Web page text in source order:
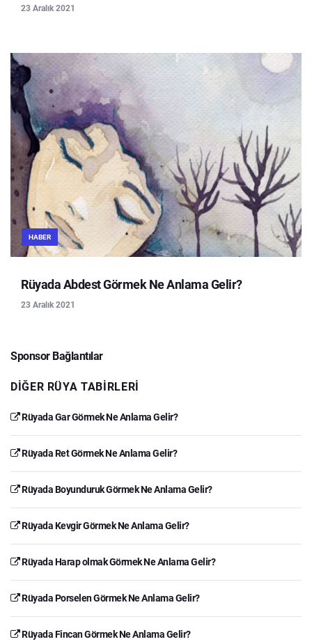
23 Aralık 2021
HABER
Rüyada Abdest Görmek Ne Anlama Gelir?
23 Aralık 2021
Sponsor Bağlantılar
DIĞER RÜYA TABIRLERI
Rüyada Gar Görmek Ne Anlama Gelir?
Rüyada Ret Görmek Ne Anlama Gelir?
Rüyada Boyunduruk Görmek Ne Anlama Gelir?
Rüyada Kevgir Görmek Ne Anlama Gelir?
Rüyada Harap olmak Görmek Ne Anlama Gelir?
Rüyada Porselen Görmek Ne Anlama Gelir?
Rüyada Fincan Görmek Ne Anlama Gelir?